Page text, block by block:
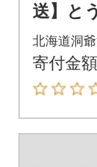
送】と
具
箱
北海道洞
寄付金額